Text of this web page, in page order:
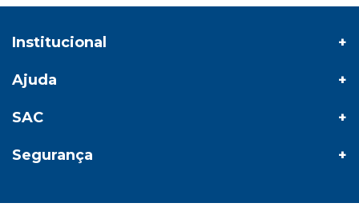
Institucional
Ajuda
SAC
Segurança